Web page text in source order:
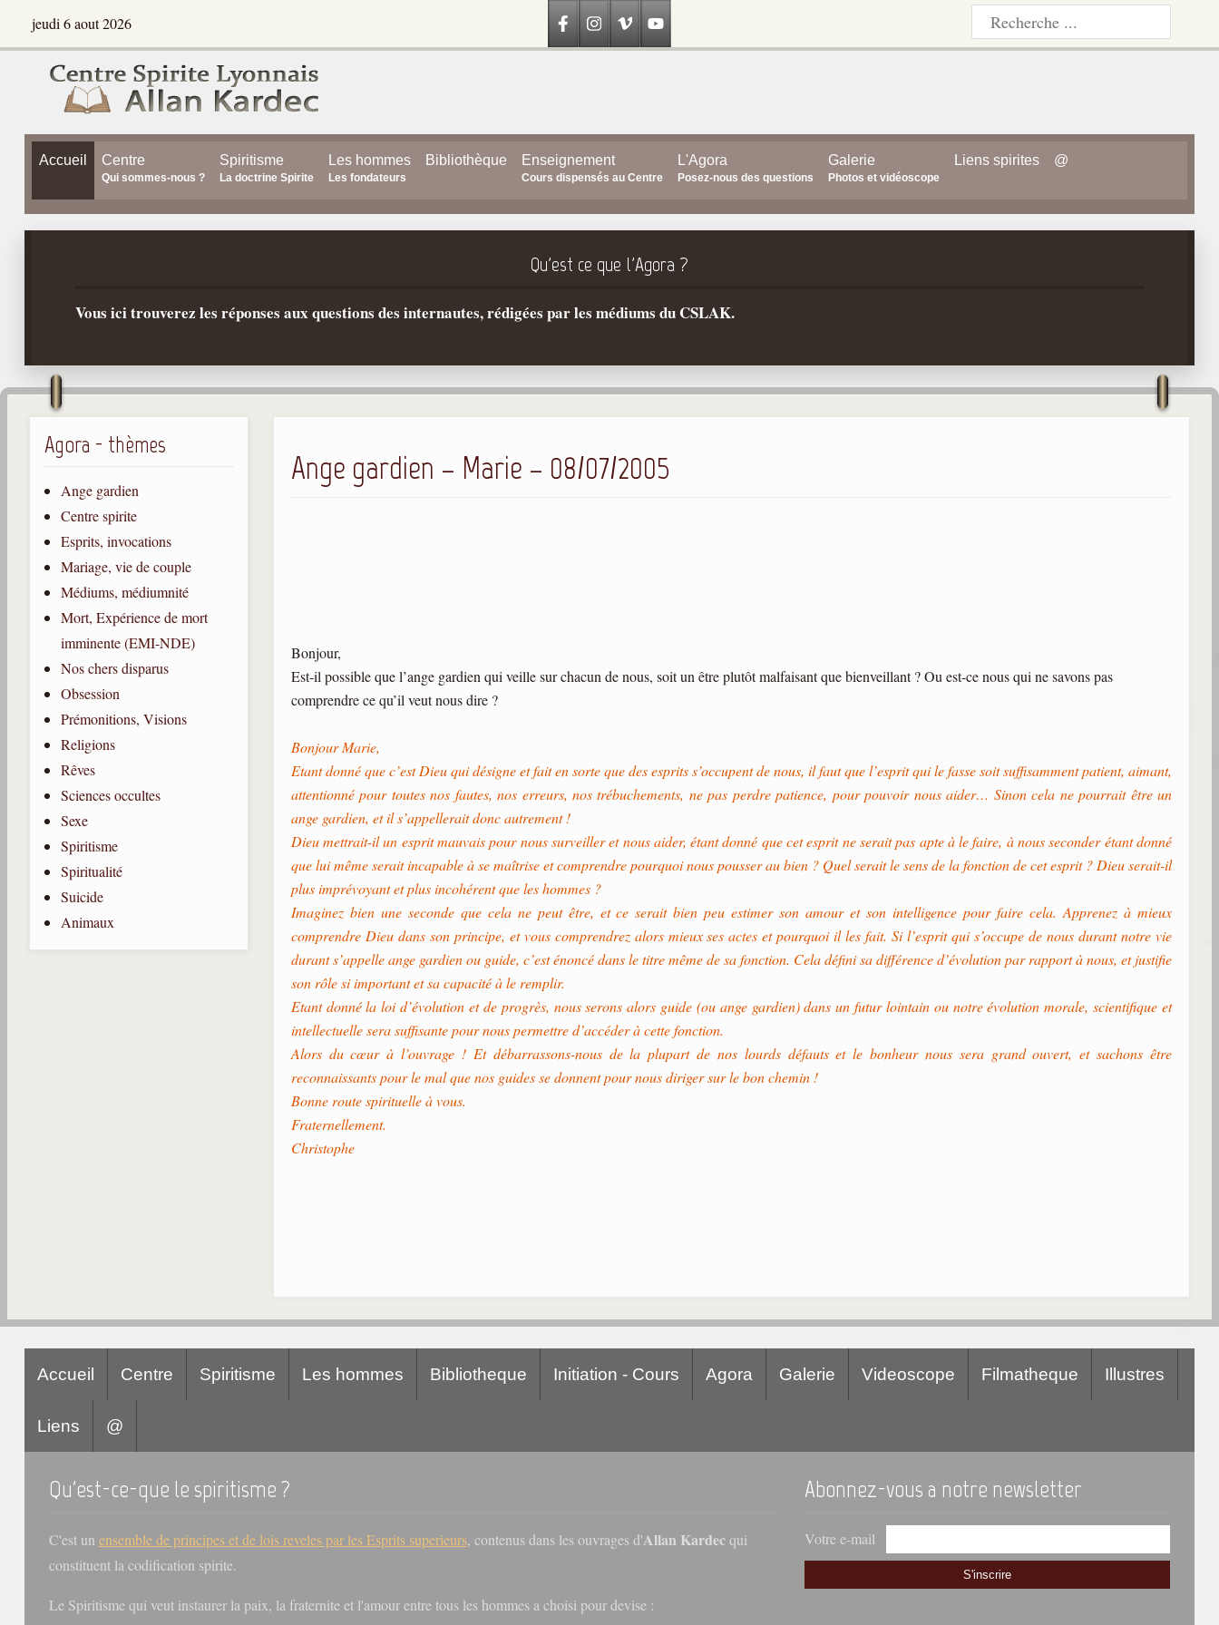
jeudi 6 aout 2026
Accueil Centre
Qui sommes-nous ?
Spiritisme
La doctrine Spirite
Les hommes
Les fondateurs
Bibliothèque Enseignement
Cours dispensés au Centre
L'Agora
Posez-nous des questions
Galerie
Photos et vidéoscope
Liens spirites @
Qu'est ce que l'Agora ?
Vous ici trouverez les réponses aux questions des internautes, rédigées par les médiums du CSLAK.
Agora - thèmes
Ange gardien
Centre spirite
Esprits, invocations
Mariage, vie de couple
Médiums, médiumnité
Mort, Expérience de mort
imminente (EMI-NDE)
Nos chers disparus
Obsession
Prémonitions, Visions
Religions
Rêves
Sciences occultes
Sexe
Spiritisme
Spiritualité
Suicide
Animaux
Ange gardien – Marie – 08/07/2005
Bonjour,
Est-il possible que l’ange gardien qui veille sur chacun de nous, soit un être plutôt malfaisant que bienveillant ? Ou est-ce nous qui ne savons pas
comprendre ce qu’il veut nous dire ?
Bonjour Marie,
Etant donné que c’est Dieu qui désigne et fait en sorte que des esprits s’occupent de nous, il faut que l’esprit qui le fasse soit suffisamment patient, aimant,
attentionné pour toutes nos fautes, nos erreurs, nos trébuchements, ne pas perdre patience, pour pouvoir nous aider… Sinon cela ne pourrait être un
ange gardien, et il s’appellerait donc autrement !
Dieu mettrait-il un esprit mauvais pour nous surveiller et nous aider, étant donné que cet esprit ne serait pas apte à le faire, à nous seconder étant donné
que lui même serait incapable à se maîtrise et comprendre pourquoi nous pousser au bien ? Quel serait le sens de la fonction de cet esprit ? Dieu serait-il
plus imprévoyant et plus incohérent que les hommes ?
Imaginez bien une seconde que cela ne peut être, et ce serait bien peu estimer son amour et son intelligence pour faire cela. Apprenez à mieux
comprendre Dieu dans son principe, et vous comprendrez alors mieux ses actes et pourquoi il les fait. Si l’esprit qui s’occupe de nous durant notre vie
durant s’appelle ange gardien ou guide, c’est énoncé dans le titre même de sa fonction. Cela défini sa différence d’évolution par rapport à nous, et justifie
son rôle si important et sa capacité à le remplir.
Etant donné la loi d’évolution et de progrès, nous serons alors guide (ou ange gardien) dans un futur lointain ou notre évolution morale, scientifique et
intellectuelle sera suffisante pour nous permettre d’accéder à cette fonction.
Alors du cœur à l’ouvrage ! Et débarrassons-nous de la plupart de nos lourds défauts et le bonheur nous sera grand ouvert, et sachons être
reconnaissants pour le mal que nos guides se donnent pour nous diriger sur le bon chemin !
Bonne route spirituelle à vous.
Fraternellement.
Christophe
Accueil Centre Spiritisme Les hommes Bibliotheque Initiation - Cours Agora Galerie Videoscope Filmatheque Illustres
Liens @
Qu'est-ce-que le spiritisme ?
C'est un ensemble de principes et de lois reveles par les Esprits superieurs, contenus dans les ouvrages d'Allan Kardecqui
constituent la codification spirite.
Le Spiritisme qui veut instaurer la paix, la fraternite et l'amour entre tous les hommes a choisi pour devise :
Abonnez-vous a notre newsletter
Votre e-mail
S'inscrire